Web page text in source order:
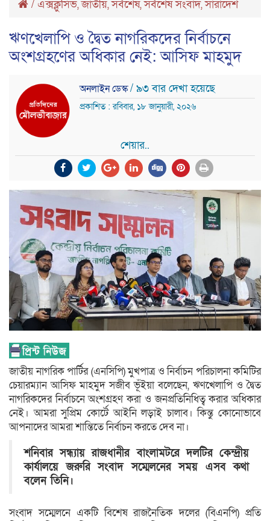
/ এক্সক্লুসিভ,জাতীয়,সর্বশেষ,সর্বশেষ সংবাদ,সারাদেশ
ঋণখেলাপি ও দ্বৈত নাগরিকদের নির্বাচনে
অংশগ্রহণের অধিকার নেই: আসিফ মাহমুদ
অনলাইন ডেস্ক/ ৯৩ বার দেখা হয়েছে
প্রকাশিত : রবিবার, ১৮ জানুয়ারী, ২০২৬
শেয়ার..
জাতীয় নাগরিক পার্টির (এনসিপি) মুখপাত্র ও নির্বাচন পরিচালনা কমিটির
চেয়ারম্যান আসিফ মাহমুদ সজীব ভূঁইয়া বলেছেন, ঋণখেলাপি ও দ্বৈত
নাগরিকদের নির্বাচনে অংশগ্রহণ করা ও জনপ্রতিনিধিত্ব করার অধিকার
নেই। আমরা সুপ্রিম কোর্টে আইনি লড়াই চালাব। কিন্তু কোনোভাবে
আপনাদের আমরা শান্তিতে নির্বাচন করতে দেব না।
শনিবার সন্ধ্যায় রাজধানীর বাংলামটরে দলটির কেন্দ্রীয়
কার্যালয়ে জরুরি সংবাদ সম্মেলনের সময় এসব কথা
বলেন তিনি।
সংবাদ সম্মেলনে একটি বিশেষ রাজনৈতিক দলের (বিএনপি) প্রতি